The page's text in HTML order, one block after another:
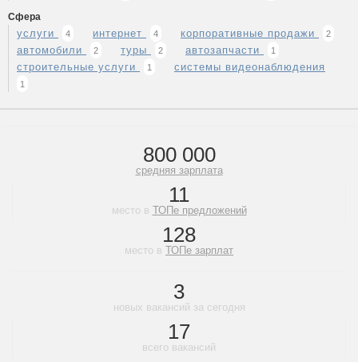
Сфера
услуги 4 интернет 4 корпоративные продажи 2
автомобили 2 туры 2 автозапчасти 1
строительные услуги 1 системы видеонаблюдения
1
800 000
средняя зарплата
11
место в ТОПе предложений
128
место в ТОПе зарплат
3
новых вакансий за сегодня
17
всего вакансий